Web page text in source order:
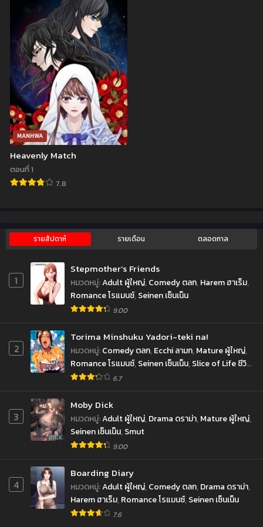
ตอนที่ 178
สิงหาคม 25, 2024
ตอนที่ 176
สิงหาคม 25, 2024
ตอนที่ 174
สิงหาคม 25, 2024
ตอนที่ 172
มิถุนายน 6, 2024
ตอนที่ 170
พฤษภาคม 21, 2024
ตอนที่ 166 ตอนที่ 165
ตอนที่ 164
มีนาคม 18, 2024
ตอนที่ 161
กรกฎาคม 1, 2023
ตอนที่ 158
มิถุนายน 2, 2023
ตอนที่ 157
พฤษภาคม 27, 2023
พฤษภาคม 22, 2023
ตอนที่ 154
เมษายน 28, 2023
ตอนที่ 153
เมษายน 21, 2023
เมษายน 14, 2023
ตอนที่ 150
มีนาคม 11, 2023
ตอนที่ 149
MANHWA
Heavenly Match
ตอนที่ 1
7.8
รายสัปดาห์ รายเดือน ตลอดกาล
1
Stepmother’s Friends
หมวดหมู่:Adult ผู้ใหญ่, Comedy ตลก, Harem ฮาเร็ม,
Romance โรแมนซ์, Seinen เซ็นเน็น
9.00
2
Torima Minshuku Yadori-teki na!
หมวดหมู่:Comedy ตลก, Ecchi ลามก, Mature ผู้ใหญ่,
Romance โรแมนซ์, Seinen เซ็นเน็น, Slice of Life ชีวิต
ประจำวัน
6.7
3
Moby Dick
หมวดหมู่:Adult ผู้ใหญ่, Drama ดราม่า, Mature ผู้ใหญ่,
Seinen เซ็นเน็น, Smut
9.00
4
Boarding Diary
หมวดหมู่:Adult ผู้ใหญ่, Comedy ตลก, Drama ดราม่า,
Harem ฮาเร็ม, Romance โรแมนซ์, Seinen เซ็นเน็น
7.6